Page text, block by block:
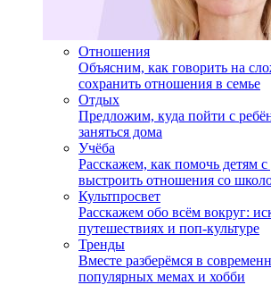
Отношения
Объясним, как говорить на
сохранить отношения в семье
Отдых
Предложим, куда пойти с
заняться дома
Учёба
Расскажем, как помочь детям
выстроить отношения со
Культпросвет
Расскажем обо всём вокруг:
путешествиях и поп-культуре
Тренды
Вместе разберёмся в
популярных мемах и хобби